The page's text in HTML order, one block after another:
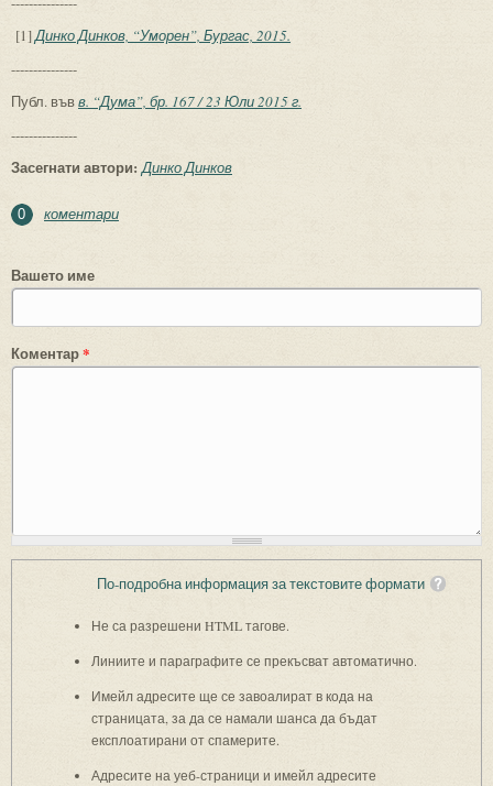
[1]Динко Динков, “Уморен”, Бургас, 2015.
---------------
Публ. въвв. “Дума”, бр. 167 / 23 Юли 2015 г.
---------------
Засегнати автори:Динко Динков
0 коментари
Вашето име
Коментар*
По-подробна информация за текстовите формати
Не са разрешени HTML тагове.
Линиите и параграфите се прекъсват автоматично.
Имейл адресите ще се завоалират в кода на
страницата, за да се намали шанса да бъдат
експлоатирани от спамерите.
Адресите на уеб-страници и имейл адресите